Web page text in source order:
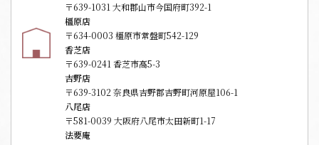
〒639-1031 大和郡山市今国府町392-1
橿原店
〒634-0003 橿原市常盤町542-129
香芝店
〒639-0241 香芝市高5-3
吉野店
〒639-3102 奈良県吉野郡吉野町河原屋106-1
八尾店
〒581-0039 大阪府八尾市太田新町1-17
法要庵